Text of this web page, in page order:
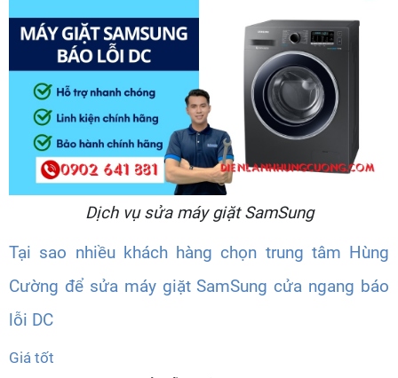
Dịch vụ sửa máy giặt SamSung
Tại sao nhiều khách hàng chọn trung tâm Hùng
Cường để sửa máy giặt SamSung cửa ngang báo
lỗi DC
Giá tốt